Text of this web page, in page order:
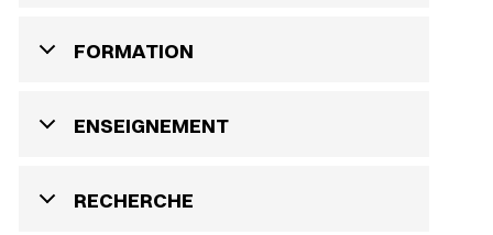
FORMATION
ENSEIGNEMENT
RECHERCHE